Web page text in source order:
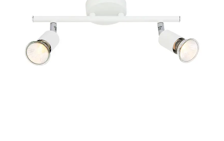
2ΧGU10